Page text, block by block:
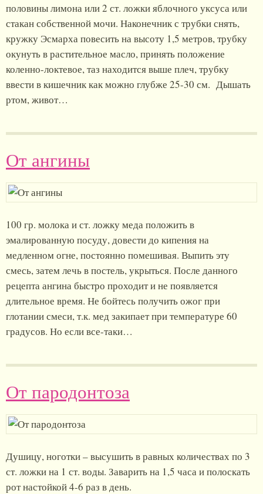
половины лимона или 2 ст. ложки яблочного уксуса или
стакан собственной мочи. Наконечник с трубки снять,
кружку Эсмарха повесить на высоту 1,5 метров, трубку
окунуть в растительное масло, принять положение
коленно-локтевое, таз находится выше плеч, трубку
ввести в кишечник как можно глубже 25-30 см. Дышать
ртом, живот…
От ангины
100 гр. молока и ст. ложку меда положить в
эмалированную посуду, довести до кипения на
медленном огне, постоянно помешивая. Выпить эту
смесь, затем лечь в постель, укрыться. После данного
рецепта ангина быстро проходит и не появляется
длительное время. Не бойтесь получить ожог при
глотании смеси, т.к. мед закипает при температуре 60
градусов. Но если все-таки…
От пародонтоза
Душицу, ноготки – высушить в равных количествах по 3
ст. ложки на 1 ст. воды. Заварить на 1,5 часа и полоскать
рот настойкой 4-6 раз в день.